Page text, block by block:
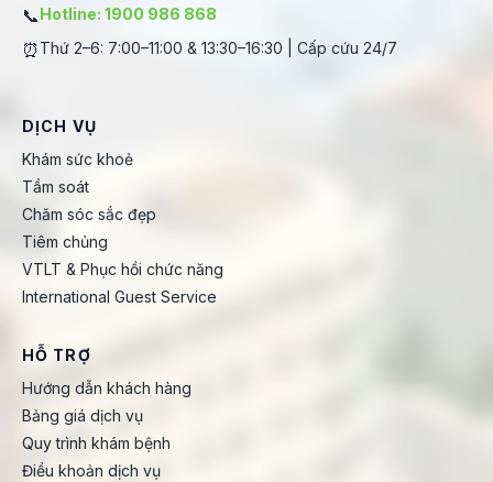
📞Hotline: 1900 986 868
⏰ Thứ 2–6: 7:00–11:00 & 13:30–16:30 | Cấp cứu 24/7
DỊCH VỤ
Khám sức khoẻ
Tầm soát
Chăm sóc sắc đẹp
Tiêm chủng
VTLT & Phục hồi chức năng
International Guest Service
HỖ TRỢ
Hướng dẫn khách hàng
Bảng giá dịch vụ
Quy trình khám bệnh
Điều khoản dịch vụ